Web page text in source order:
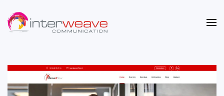
Overslaan en naar de inhoud gaan